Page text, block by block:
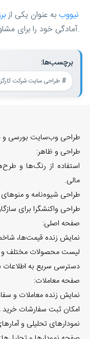
نیووب به عنوان یکی از
آمادگی خود را برای مشاوره و اجرای وب سایت شما، خواهد داشت.
برچسب‌ها:
طراحی سایت شرکت
طراحی وب‌سایت بورسی و
طراحی و ظاهر:
استفاده از رنگ‌ها و
مالی.
طراحی شیوه‌نامه و منوهای
طراحی واکنشگرا برای
صفحه اصلی:
نمایش زنده قیمت‌ها،
لیست محصولات مختلف و
دسترسی سریع به اطلاعات
صفحه معاملات:
نمایش زنده معاملات و
امکان ثبت سفارشات خرید
نمودارهای تحلیلی و